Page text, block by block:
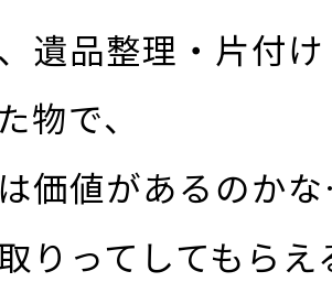
遺品整理・片付
物で、
価値があるのか
りってしてもら